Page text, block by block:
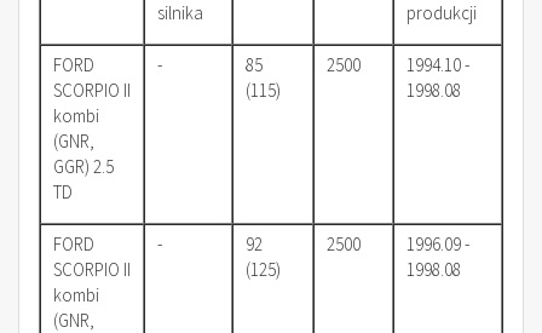
silnika
produkcji
FORD
SCORPIO II
kombi
(GNR,
GGR) 2.5
TD
-
85
(115)
2500
1994.10 -
1998.08
FORD
SCORPIO II
kombi
(GNR,
-
92
(125)
2500
1996.09 -
1998.08